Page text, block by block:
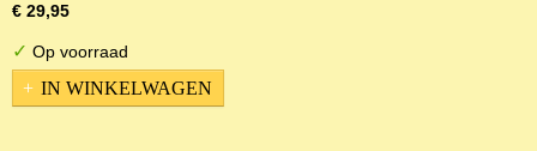
€ 29,95
✓ Op voorraad
IN WINKELWAGEN